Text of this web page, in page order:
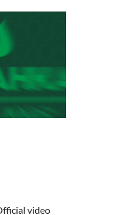
video